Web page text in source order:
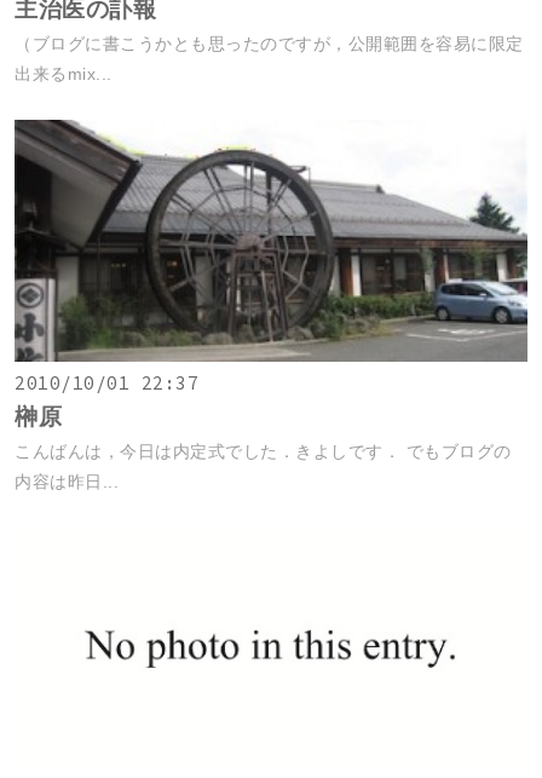
主治医の訃報
（ブログに書こうかとも思ったのですが，公開範囲を容易に限定
出来るmix...
2010/10/01 22:37
榊原
こんばんは，今日は内定式でした．きよしです． でもブログの
内容は昨日...